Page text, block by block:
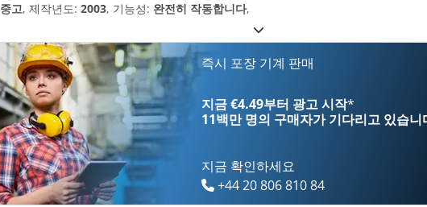
중고, 제작년도: 2003, 기능성: 완전히 작동합니다,
즉시 포장 기계 판매
지금 €4.49부터 광고 시작*
11백만 명의 구매자가 기다리고 있습니
지금 확인하세요
+44 20 806 810 84